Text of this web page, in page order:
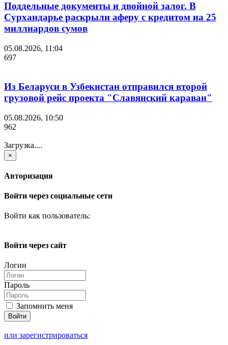
Поддельные документы и двойной залог. В
Сурхандарье раскрыли аферу с кредитом на 25
миллиардов сумов
05.08.2026, 11:04
697
Из Беларуси в Узбекистан отправился второй
грузовой рейс проекта "Славянский караван"
05.08.2026, 10:50
962
Загрузка....
×
Авторизация
Войти через социальные сети
Войти как пользователь:
Войти через сайт
Логин
Пароль
Запомнить меня
или зарегистрироваться